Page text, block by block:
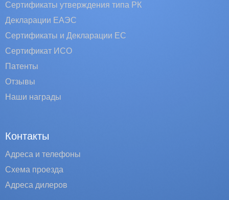
Сертификаты утверждения типа РК
Декларации ЕАЭС
Сертификаты и Декларации EC
Сертификат ИСО
Патенты
Отзывы
Наши награды
Контакты
Адреса и телефоны
Схема проезда
Адреса дилеров